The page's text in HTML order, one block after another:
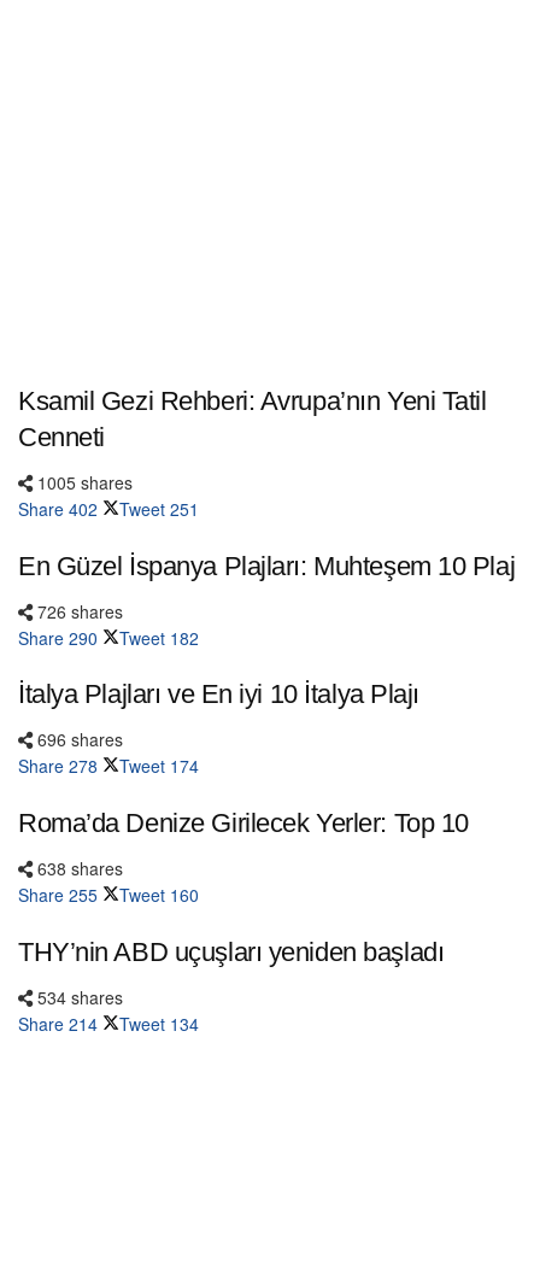
Ksamil Gezi Rehberi: Avrupa’nın Yeni Tatil
Cenneti
1005 shares
Share 402 Tweet 251
En Güzel İspanya Plajları: Muhteşem 10 Plaj
726 shares
Share 290 Tweet 182
İtalya Plajları ve En iyi 10 İtalya Plajı
696 shares
Share 278 Tweet 174
Roma’da Denize Girilecek Yerler: Top 10
638 shares
Share 255 Tweet 160
THY’nin ABD uçuşları yeniden başladı
534 shares
Share 214 Tweet 134